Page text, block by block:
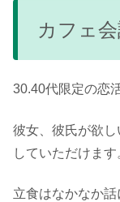
カフェ
30.40代限定の恋
彼女、彼氏が欲
していただけます
立食はなかなか